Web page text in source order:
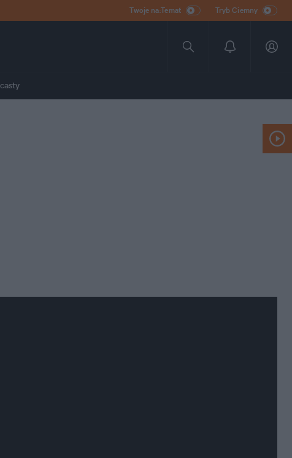
Twoje na:Temat Tryb Ciemny